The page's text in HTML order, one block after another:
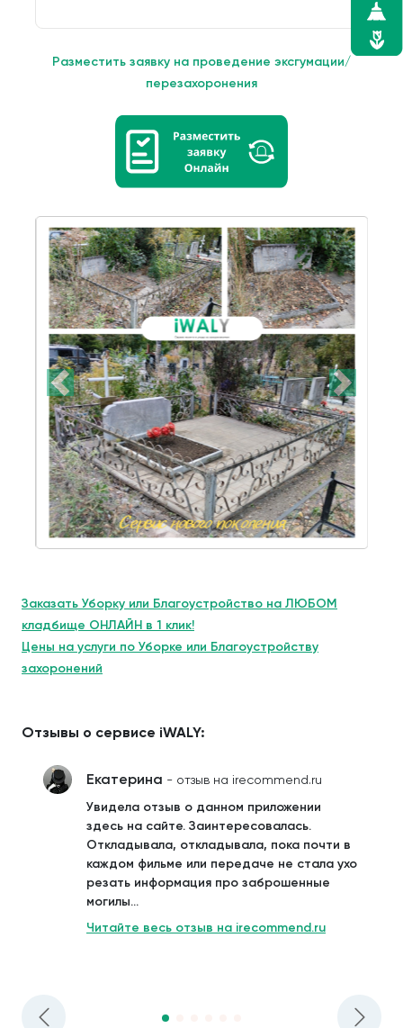
Разместить заявку на проведение эксгумации/
перезахоронения
Заказать Уборку или Благоустройство на ЛЮБОМ
кладбище ОНЛАЙН в 1 клик!
Цены на услуги по Уборке или Благоустройству
захоронений
Отзывы о сервисе iWALY:
Екатерина - отзыв на irecommend.ru
Увидела отзыв о данном приложении
здесь на сайте. Заинтересовалась.
Откладывала, откладывала, пока почти в
каждом фильме или передаче не стала ухо
резать информация про заброшенные
могилы...
Читайте весь отзыв на irecommend.ru